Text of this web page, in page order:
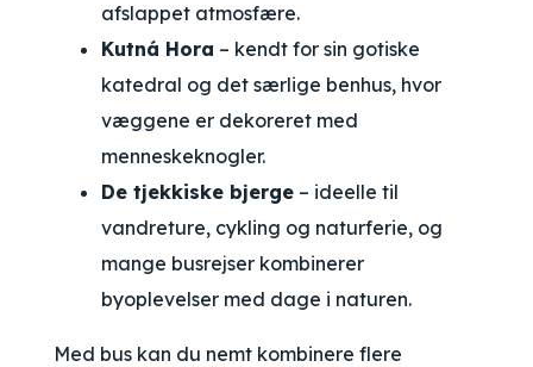
afslappet atmosfære.
Kutná Hora – kendt for sin gotiske
katedral og det særlige benhus, hvor
væggene er dekoreret med
menneskeknogler.
De tjekkiske bjerge – ideelle til
vandreture, cykling og naturferie, og
mange busrejser kombinerer
byoplevelser med dage i naturen.
Med bus kan du nemt kombinere flere